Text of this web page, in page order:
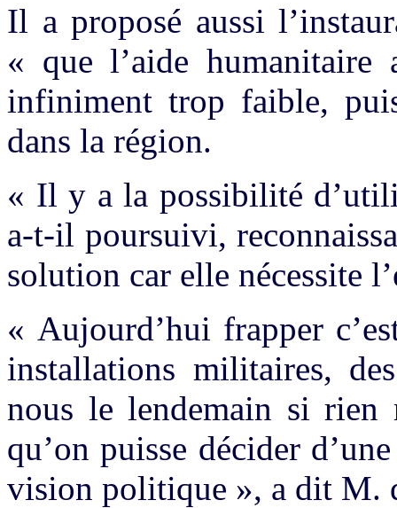
Il a proposé aussi
« que l’aide humanitaire
infiniment trop faible,
dans la région.
« Il y a la possibilité
a-t-il poursuivi,
solution car elle nécessite
« Aujourd’hui frapper
installations militaires,
nous le lendemain si rien
qu’on puisse décider
vision politique », a dit M.